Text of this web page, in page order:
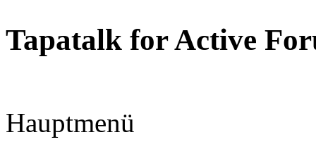
Tapatalk for Active
Hauptmenü